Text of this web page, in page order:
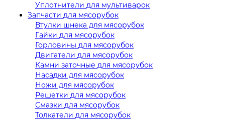
Уплотнители для мультиварок
Запчасти для мясорубок
Втулки шнека для мясорубок
Гайки для мясорубок
Горловины для мясорубок
Двигатели для мясорубок
Камни заточные для мясорубок
Насадки для мясорубок
Ножи для мясорубок
Решетки для мясорубок
Смазки для мясорубок
Толкатели для мясорубок